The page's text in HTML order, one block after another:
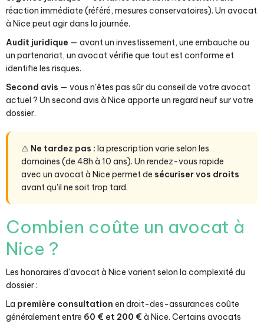
réaction immédiate (référé, mesures conservatoires). Un avocat
à Nice peut agir dans la journée.
Audit juridique — avant un investissement, une embauche ou
un partenariat, un avocat vérifie que tout est conforme et
identifie les risques.
Second avis — vous n'êtes pas sûr du conseil de votre avocat
actuel ? Un second avis à Nice apporte un regard neuf sur votre
dossier.
⚠️ Ne tardez pas : la prescription varie selon les
domaines (de 48h à 10 ans). Un rendez-vous rapide
avec un avocat à Nice permet de sécuriser vos droits
avant qu'il ne soit trop tard.
Combien coûte un avocat à
Nice ?
Les honoraires d'avocat à Nice varient selon la complexité du
dossier :
La première consultation en droit-des-assurances coûte
généralement entre 60 € et 200 € à Nice. Certains avocats